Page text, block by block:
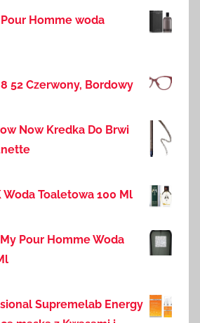
Homme woda
52 Czerwony, Bordowy
Now Kredka Do Brwi
Woda Toaletowa 100 Ml
Pour Homme Woda
Supremelab Energy